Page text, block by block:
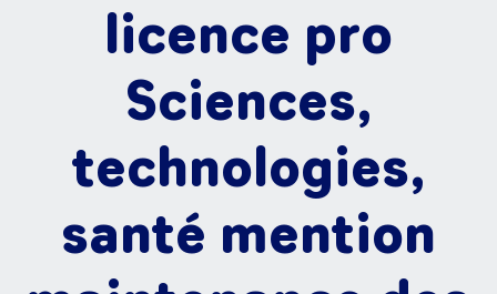
licence pro
Sciences,
technologies,
santé mention